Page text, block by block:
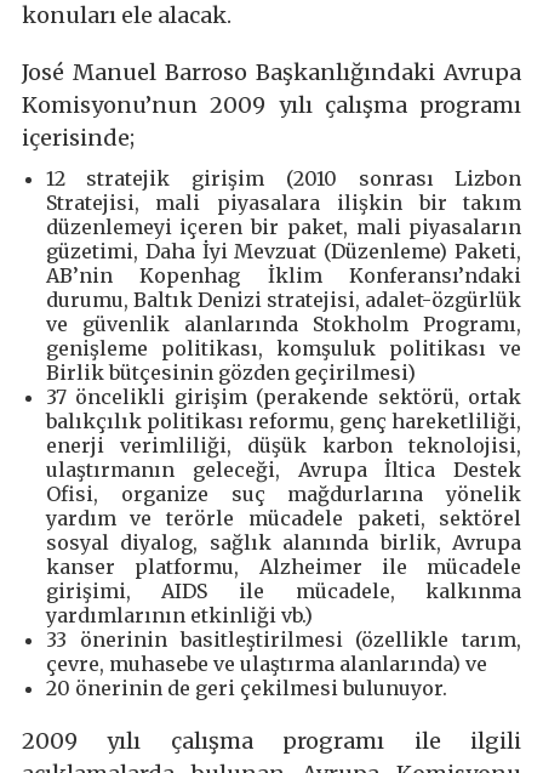
konuları ele alacak.
José Manuel Barroso Başkanlığındaki Avrupa
Komisyonu’nun 2009 yılı çalışma programı
içerisinde;
12 stratejik girişim (2010 sonrası Lizbon
Stratejisi, mali piyasalara ilişkin bir takım
düzenlemeyi içeren bir paket, mali piyasaların
güzetimi, Daha İyi Mevzuat (Düzenleme) Paketi,
AB’nin Kopenhag İklim Konferansı’ndaki
durumu, Baltık Denizi stratejisi, adalet-özgürlük
ve güvenlik alanlarında Stokholm Programı,
genişleme politikası, komşuluk politikası ve
Birlik bütçesinin gözden geçirilmesi)
37 öncelikli girişim (perakende sektörü, ortak
balıkçılık politikası reformu, genç hareketliliği,
enerji verimliliği, düşük karbon teknolojisi,
ulaştırmanın geleceği, Avrupa İltica Destek
Ofisi, organize suç mağdurlarına yönelik
yardım ve terörle mücadele paketi, sektörel
sosyal diyalog, sağlık alanında birlik, Avrupa
kanser platformu, Alzheimer ile mücadele
girişimi, AIDS ile mücadele, kalkınma
yardımlarının etkinliği vb.)
33 önerinin basitleştirilmesi (özellikle tarım,
çevre, muhasebe ve ulaştırma alanlarında) ve
20 önerinin de geri çekilmesi bulunuyor.
2009 yılı çalışma programı ile ilgili